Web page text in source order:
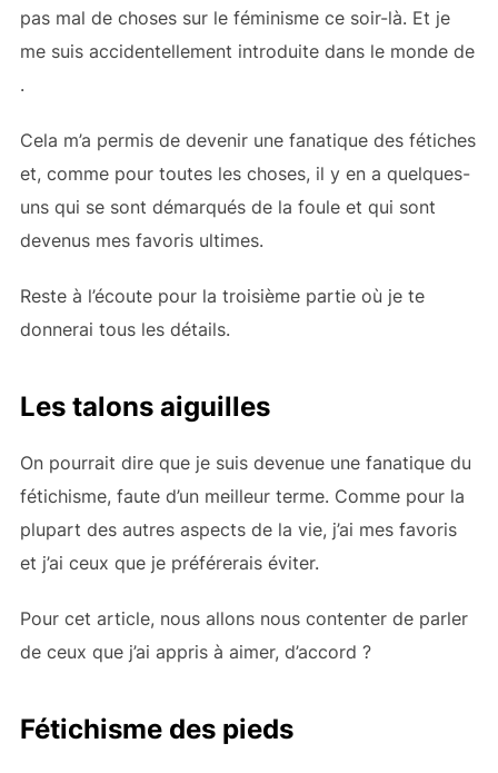
pas mal de choses sur le féminisme ce soir-là. Et je
me suis accidentellement introduite dans le monde de
.
Cela m’a permis de devenir une fanatique des fétiches
et, comme pour toutes les choses, il y en a quelques-
uns qui se sont démarqués de la foule et qui sont
devenus mes favoris ultimes.
Reste à l’écoute pour la troisième partie où je te
donnerai tous les détails.
Les talons aiguilles
On pourrait dire que je suis devenue une fanatique du
fétichisme, faute d’un meilleur terme. Comme pour la
plupart des autres aspects de la vie, j’ai mes favoris
et j’ai ceux que je préférerais éviter.
Pour cet article, nous allons nous contenter de parler
de ceux que j’ai appris à aimer, d’accord ?
Fétichisme des pieds